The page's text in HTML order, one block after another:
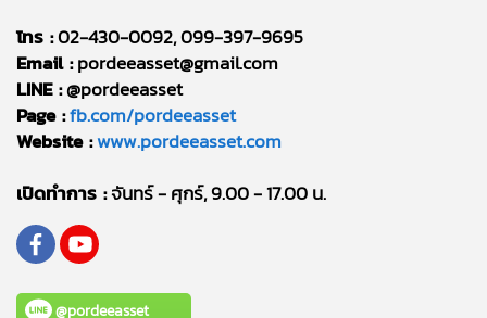
โทร :02-430-0092, 099-397-9695
Email :pordeeasset@gmail.com
LINE :@pordeeasset
Page :fb.com/pordeeasset
Website :www.pordeeasset.com
เปิดทำการ :จันทร์ - ศุกร์, 9.00 - 17.00 น.
@pordeeasset